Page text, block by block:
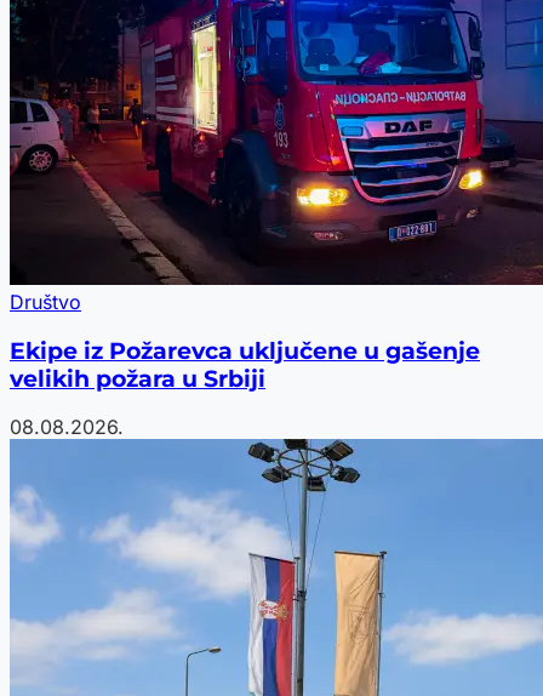
Društvo
Ekipe iz Požarevca uključene u gašenje
velikih požara u Srbiji
08.08.2026.